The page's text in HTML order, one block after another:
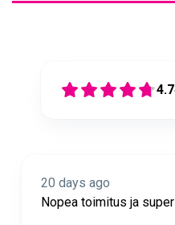
4.7
20 days ago
Nopea toimitus ja